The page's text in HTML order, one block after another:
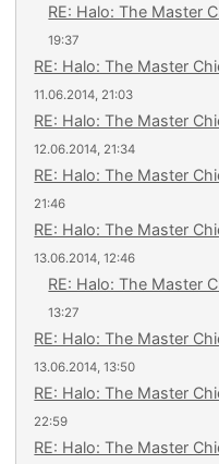
RE: Halo: The Master
19:37
RE: Halo: The Master
11.06.2014, 21:03
RE: Halo: The Master
12.06.2014, 21:34
RE: Halo: The Master
21:46
RE: Halo: The Master
13.06.2014, 12:46
RE: Halo: The Master
13:27
RE: Halo: The Master
13.06.2014, 13:50
RE: Halo: The Master
22:59
RE: Halo: The Master